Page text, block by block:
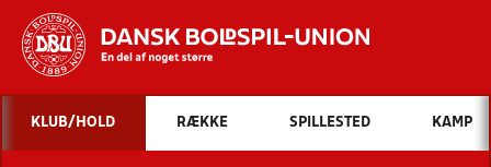
Hvad vil du søge efter?
INDHOLD OG NYHEDER
KLUB/HOLD RÆKKE SPILLESTED KAMP